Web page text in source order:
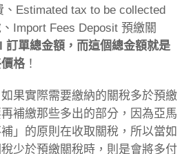
、Estimated tax to be collected
Import Fees Deposit 預繳關
單總金額，而這個總金額就是
格！
果實際需要繳納的關稅多於預繳
補繳那些多出的部分，因為亞馬
」的原則在收取關稅，所以當如
少於預繳關稅時，則是會將多付